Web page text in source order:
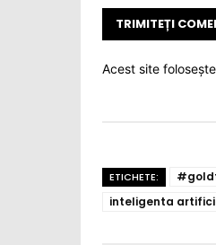
Acest site
ETICHETE:
inteligenta